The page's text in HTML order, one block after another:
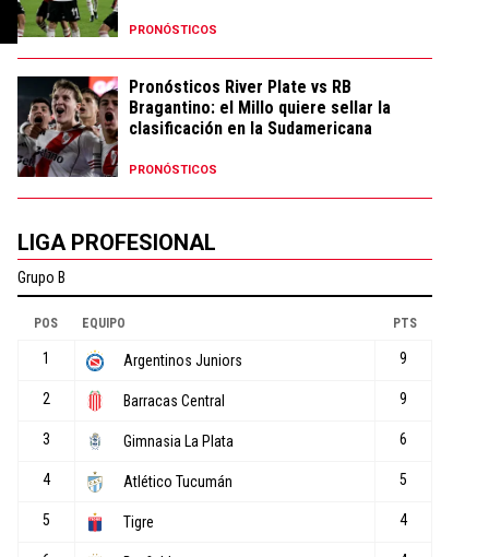
PRONÓSTICOS
Pronósticos River Plate vs RB
Bragantino: el Millo quiere sellar la
clasificación en la Sudamericana
PRONÓSTICOS
LIGA PROFESIONAL